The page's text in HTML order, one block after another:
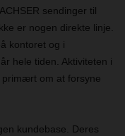
sendinger til
er nogen direkte linje.
kontoret og i
hele tiden. Aktiviteten i
om at forsyne
kundebase. Deres